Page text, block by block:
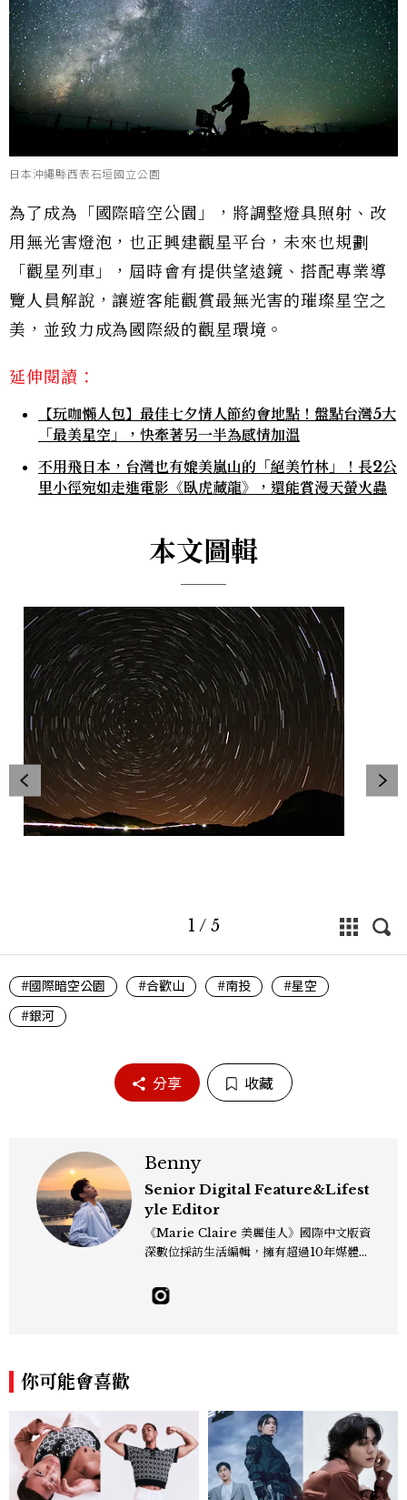
日本沖繩縣西表石垣國立公園
為了成為「國際暗空公園」，將調整燈具照射、改
用無光害燈泡，也正興建觀星平台，未來也規劃
「觀星列車」，屆時會有提供望遠鏡、搭配專業導
覽人員解說，讓遊客能觀賞最無光害的璀璨星空之
美，並致力成為國際級的觀星環境。
延伸閱讀：
【玩咖懶人包】最佳七夕情人節約會地點！盤點台灣5大
「最美星空」，快牽著另一半為感情加溫
不用飛日本，台灣也有媲美嵐山的「絕美竹林」！長2公
里小徑宛如走進電影《臥虎藏龍》，還能賞漫天螢火蟲
本文圖輯
1 / 5
#國際暗空公園 #合歡山 #南投
#星空
#銀河
分享 收藏
Benny
Senior Digital Feature&Lifest
yle Editor
《Marie Claire 美麗佳人》國際中文版資
深數位採訪生活編輯，擁有超過10年媒體與
飯店、奢華旅宿、旅遊景點、航空等領域，
另涉獵3C家電、居家生活範疇，具備實測
pella、Mandarin Oriental、JOAL
I、Raffles、Banyan Tree、IHG、Ma
rriott等頂級飯店集團。 策劃並執行超過7
0篇深度專題「MC開房間」、260 篇以上
你可能會喜歡